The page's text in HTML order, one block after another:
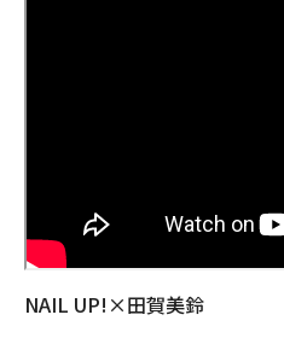
NAIL UP!×田賀美鈴